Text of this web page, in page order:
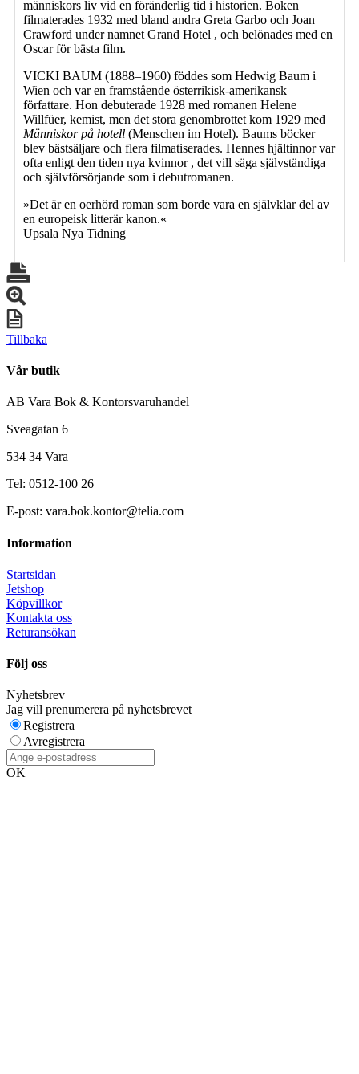
människors liv vid en föränderlig tid i historien. Boken
filmaterades 1932 med bland andra Greta Garbo och Joan
Crawford under namnet Grand Hotel , och belönades med en
Oscar för bästa film.
VICKI BAUM (1888–1960) föddes som Hedwig Baum i
Wien och var en framstående österrikisk-amerikansk
författare. Hon debuterade 1928 med romanen Helene
Willfüer, kemist, men det stora genombrottet kom 1929 med
Människor på hotell (Menschen im Hotel). Baums böcker
blev bästsäljare och flera filmatiserades. Hennes hjältinnor var
ofta enligt den tiden nya kvinnor , det vill säga självständiga
och självförsörjande som i debutromanen.
»Det är en oerhörd roman som borde vara en självklar del av
en europeisk litterär kanon.«
Upsala Nya Tidning
Tillbaka
Vår butik
AB Vara Bok & Kontorsvaruhandel
Sveagatan 6
534 34 Vara
Tel: 0512-100 26
E-post: vara.bok.kontor@telia.com
Information
Startsidan
Jetshop
Köpvillkor
Kontakta oss
Returansökan
Följ oss
Nyhetsbrev
Jag vill prenumerera på nyhetsbrevet
Registrera
Avregistrera
OK